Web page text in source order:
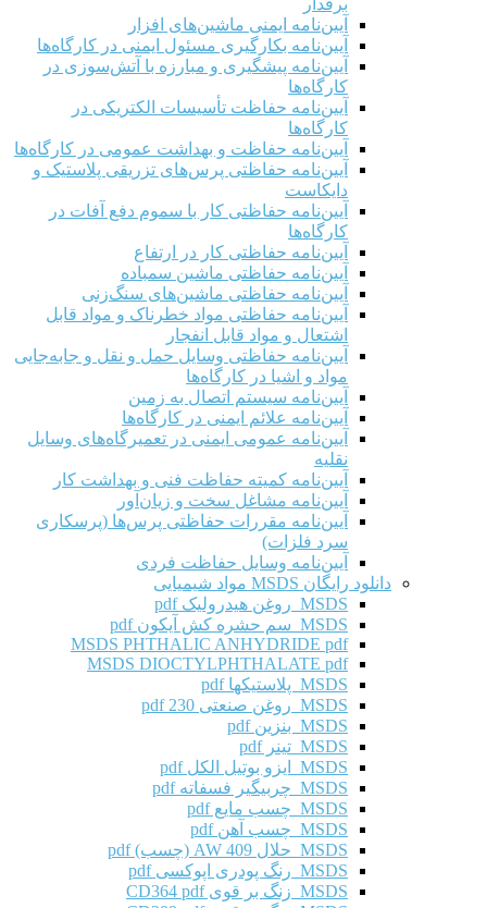
آیین‌نامه ایمنی ماشین‌های افزار
آیین‌نامه بکارگیری مسئول ایمنی در کارگاه‌ها
آیین‌نامه پیشگیری و مبارزه با آتش‌سوزی در
کارگاه‌ها
آیین‌نامه حفاظت تأسیسات الکتریکی در
کارگاه‌ها
آیین‌نامه حفاظت و بهداشت عمومی در کارگاه‌ها
آیین‌نامه حفاظتی پرس‌های تزریقی پلاستیک و
دایکاست
آیین‌نامه حفاظتی کار با سموم دفع آفات در
کارگاه‌ها
آیین‌نامه حفاظتی کار در ارتفاع
آیین‌نامه حفاظتی ماشین سمباده
آیین‌نامه حفاظتی ماشین‌های سنگ‌زنی
آیین‌نامه حفاظتی مواد خطرناک و مواد قابل
اشتعال و مواد قابل انفجار
آیین‌نامه حفاظتی وسایل حمل و نقل و جابه‌جایی
مواد و اشیا در کارگاه‌ها
آیین‌نامه سیستم اتصال به زمین
آیین‌نامه علائم ایمنی در کارگاه‌ها
آیین‌نامه عمومی ایمنی در تعمیرگاه‌های وسایل
نقلیه
آیین‌نامه کمیته حفاظت فنی و بهداشت کار
آیین‌نامه مشاغل سخت و زیان‌آور
آیین‌نامه مقررات حفاظتی پرس‌ها (پرسکاری
سرد فلزات)
آیین‌نامه وسایل حفاظت فردی
دانلود رایگان MSDS مواد شیمیایی
MSDS روغن هیدرولیک pdf
MSDS سم حشره کش آیکون pdf
MSDS PHTHALIC ANHYDRIDE pdf
MSDS DIOCTYLPHTHALATE pdf
MSDS پلاستیکها pdf
MSDS روغن صنعتی 230 pdf
MSDS بنزین pdf
MSDS تینر pdf
MSDS ایزو بوتیل الکل pdf
MSDS چربیگیر فسفاته pdf
MSDS چسب مایع pdf
MSDS چسب آهن pdf
MSDS حلال AW 409 (چسب) pdf
MSDS رنگ پودری اپوکسی pdf
MSDS زنگ بر قوی CD364 pdf